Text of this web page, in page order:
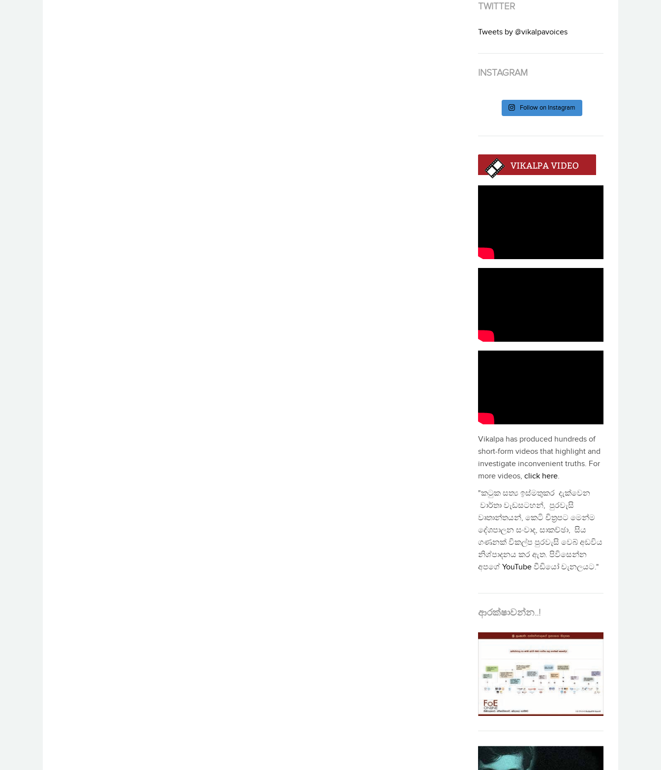
TWITTER
Tweets by @vikalpavoices
INSTAGRAM
Follow on Instagram
Vikalpa has produced hundreds of
short-form videos that highlight and
investigate inconvenient truths. For
more videos, click here.
"කටුක සත්‍ය ඉස්මතුකර දැක්වෙන
වාර්තා වැඩසටහන්, පුරවැසි
වෘතාන්තයන්, කෙටි චිත්‍රපට මෙන්ම
දේශපාලන සංවාද, සාකච්ඡා, සිය
ගණනක් විකල්ප පුරවැසි වෙබ් අඩවිය
නිශ්පාදනය කර ඇත. පිවිසෙන්න
අපගේ YouTube වීඩියෝ චැනලයට."
ආරක්ෂාවන්න..!